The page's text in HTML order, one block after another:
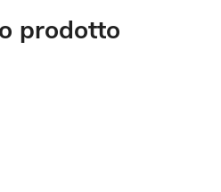
prodotto